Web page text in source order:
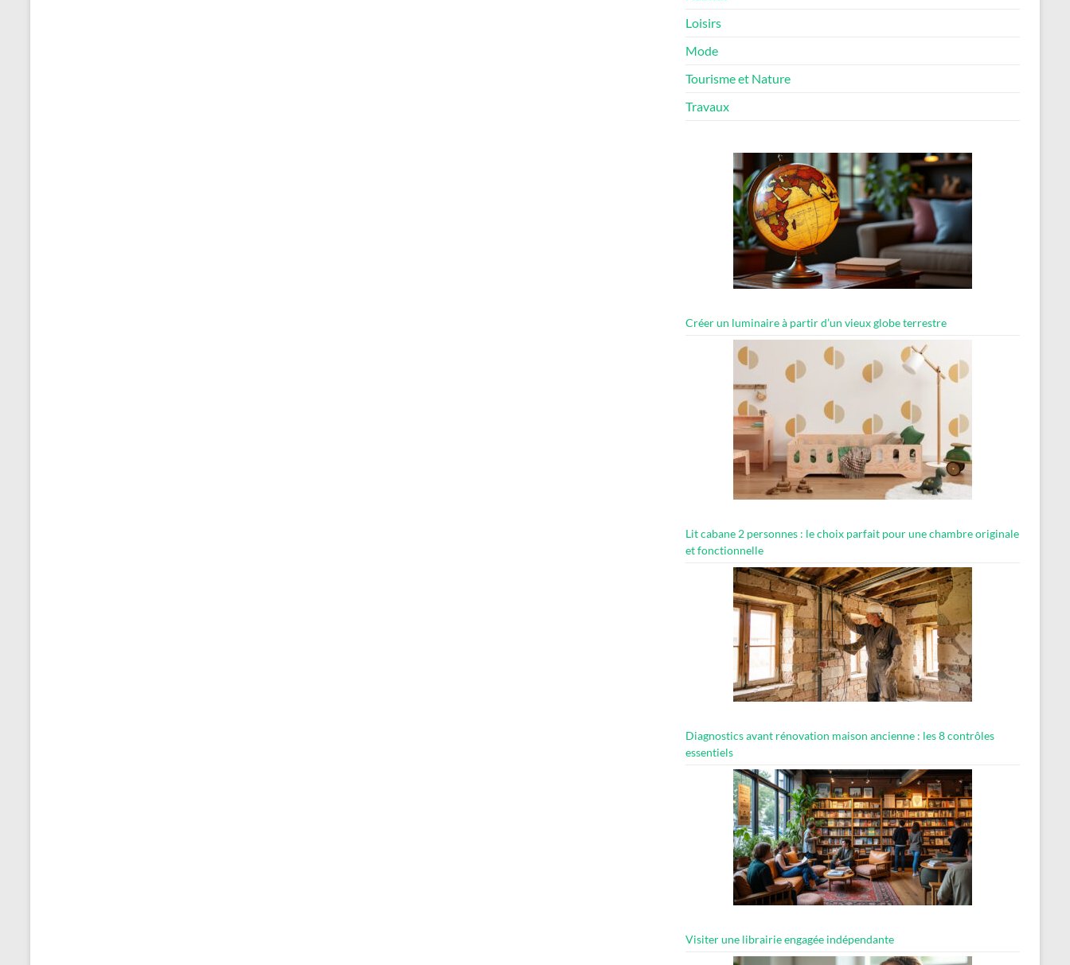
Loisirs
Mode
Tourisme et Nature
Travaux
Créer un luminaire à partir d’un vieux globe terrestre
Lit cabane 2 personnes : le choix parfait pour une chambre originale
et fonctionnelle
Diagnostics avant rénovation maison ancienne : les 8 contrôles
essentiels
Visiter une librairie engagée indépendante